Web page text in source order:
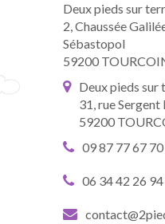
Deux pieds sur
2, Chaussée
Sébastopol
59200
Deux pieds sur
31, rue
59200
09 87 77 67 70
06 34 42 26 94